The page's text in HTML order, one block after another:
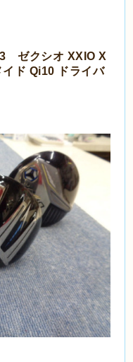
ゼクシオ XXIO X
ド Qi10 ドライバ